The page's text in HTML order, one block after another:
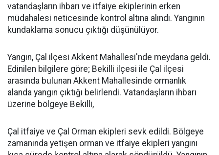
vatandaşların ihbarı ve itfaiye ekiplerinin erken
müdahalesi neticesinde kontrol altına alındı. Yangının
kundaklama sonucu çıktığı düşünülüyor.
Yangın, Çal ilçesi Akkent Mahallesi'nde meydana geldi.
Edinilen bilgilere göre; Bekilli ilçesi ile Çal ilçesi
arasında bulunan Akkent Mahallesinde ormanlık
alanda yangın çıktığı belirlendi. Vatandaşların ihbarı
üzerine bölgeye Bekilli,
Çal itfaiye ve Çal Orman ekipleri sevk edildi. Bölgeye
zamanında yetişen orman ve itfaiye ekipleri yangını